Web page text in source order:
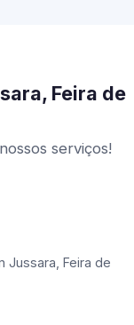
Feira de
serviços!
Jussara, Feira de